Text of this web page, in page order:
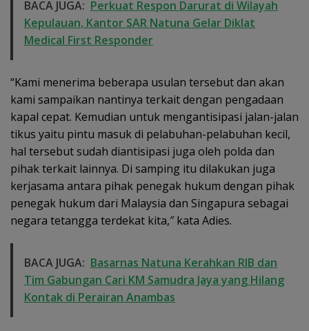
BACA JUGA: Perkuat Respon Darurat di Wilayah
Kepulauan, Kantor SAR Natuna Gelar Diklat
Medical First Responder
“Kami menerima beberapa usulan tersebut dan akan
kami sampaikan nantinya terkait dengan pengadaan
kapal cepat. Kemudian untuk mengantisipasi jalan-jalan
tikus yaitu pintu masuk di pelabuhan-pelabuhan kecil,
hal tersebut sudah diantisipasi juga oleh polda dan
pihak terkait lainnya. Di samping itu dilakukan juga
kerjasama antara pihak penegak hukum dengan pihak
penegak hukum dari Malaysia dan Singapura sebagai
negara tetangga terdekat kita,″ kata Adies.
BACA JUGA: Basarnas Natuna Kerahkan RIB dan
Tim Gabungan Cari KM Samudra Jaya yang Hilang
Kontak di Perairan Anambas